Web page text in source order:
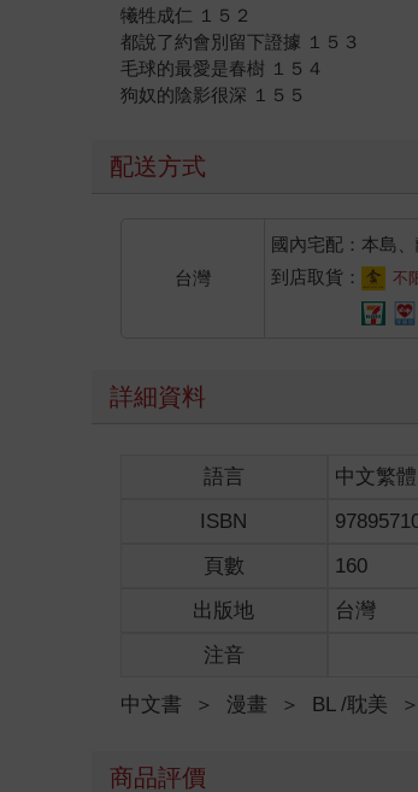
犧牲成仁 １５２
都說了約會別留下證據 １５３
毛球的最愛是春樹 １５４
狗奴的陰影很深 １５５
配送方式
台灣
國內宅配：本島、
到店取貨：
不
詳細資料
語言 中文繁體
ISBN
頁數
160
出版地
台灣
注音
中文書 ＞ 漫畫 ＞ BL /耽美 ＞
商品評價